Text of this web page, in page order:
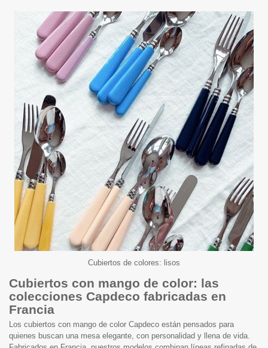
Cubiertos de colores: lisos
Cubiertos con mango de color: las
colecciones Capdeco fabricadas en
Francia
Los cubiertos con mango de color Capdeco están pensados para
quienes buscan una mesa elegante, con personalidad y llena de vida.